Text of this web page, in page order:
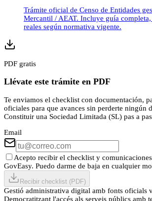
Trámite oficial de Censo de Entidades
Mercantil / AEAT. Incluye guía
reales según normativa vigente.
PDF gratis
Llévate este trámite en PDF
Te enviamos el checklist con documentación,
oficiales para que avances sin perderte ningún
Constituir una Sociedad Limitada (SL) pas a
Email
Acepto recibir el checklist y
GovEasy. Puedo darme de baja en cualquier
Recibir checklist (PDF)
Gestió administrativa digital amb fonts oficials
Democratitzant l'accés als serveis públics amb